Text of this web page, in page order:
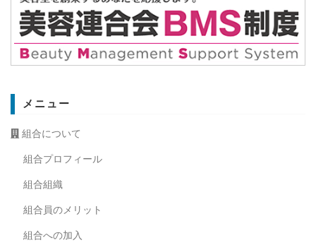
メニュー
組合について
組合プロフィール
組合組織
組合員のメリット
組合への加入